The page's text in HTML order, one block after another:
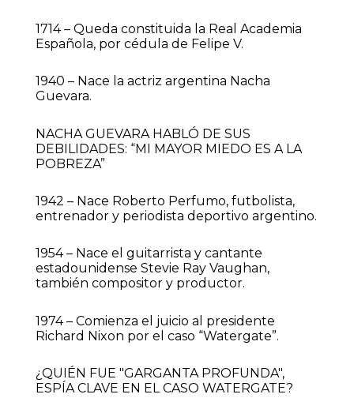
1714 – Queda constituida la Real Academia
Española, por cédula de Felipe V.
1940 – Nace la actriz argentina Nacha
Guevara.
NACHA GUEVARA HABLÓ DE SUS
DEBILIDADES: “MI MAYOR MIEDO ES A LA
POBREZA”
1942 – Nace Roberto Perfumo, futbolista,
entrenador y periodista deportivo argentino.
1954 – Nace el guitarrista y cantante
estadounidense Stevie Ray Vaughan,
también compositor y productor.
1974 – Comienza el juicio al presidente
Richard Nixon por el caso “Watergate”.
¿QUIÉN FUE "GARGANTA PROFUNDA",
ESPÍA CLAVE EN EL CASO WATERGATE?